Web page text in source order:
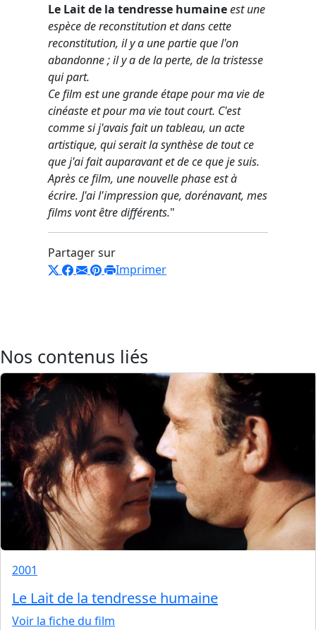
Le Lait de la tendresse humaineest une
espèce de reconstitution et dans cette
reconstitution, il y a une partie que l'on
abandonne ; il y a de la perte, de la tristesse
qui part.
Ce film est une grande étape pour ma vie de
cinéaste et pour ma vie tout court. C'est
comme si j'avais fait un tableau, un acte
artistique, qui serait la synthèse de tout ce
que j'ai fait auparavant et de ce que je suis.
Après ce film, une nouvelle phase est à
écrire. J'ai l'impression que, dorénavant, mes
films vont être différents."
Partager sur
Imprimer
Nos contenus liés
2001
Le Lait de la tendresse humaine
Voir la fiche du film